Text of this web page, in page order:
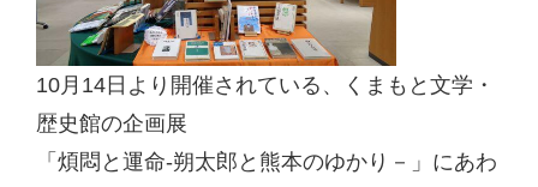
10月 14 日より開催されている、くまもと文学・
歴史館の企画展
「煩悶と運命-朔太郎と熊本のゆかり－」にあわ